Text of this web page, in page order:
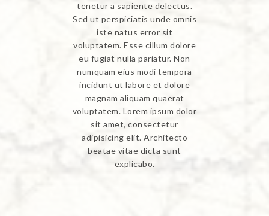
tenetur a sapiente delectus.
Sed ut perspiciatis unde omnis
iste natus error sit
voluptatem. Esse cillum dolore
eu fugiat nulla pariatur. Non
numquam eius modi tempora
incidunt ut labore et dolore
magnam aliquam quaerat
voluptatem. Lorem ipsum dolor
sit amet, consectetur
adipisicing elit. Architecto
beatae vitae dicta sunt
explicabo.